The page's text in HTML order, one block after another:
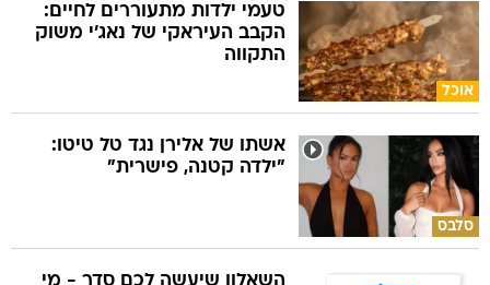
אוכל
טעמי ילדות מתעוררים לחיים:
הקבב העיראקי של נאג׳י משוק
התקווה
סלבס
אשתו של אלירן נגד טל טיטו:
"ילדה קטנה, פישרית"